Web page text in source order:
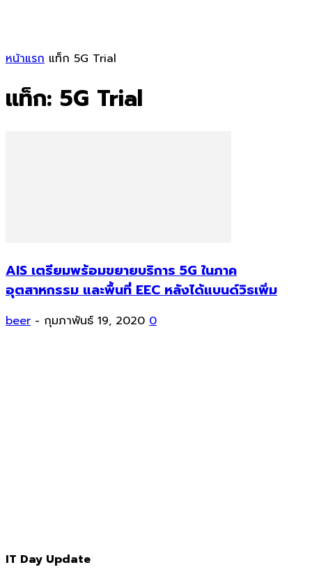
หน้าแรก แท็ก 5G Trial
แท็ก: 5G Trial
AIS เตรียมพร้อมขยายบริการ 5G ในภาค
อุตสาหกรรม และพื้นที่ EEC หลังได้แบนด์วิธเพิ่ม
beer - กุมภาพันธ์ 19, 2020 0
IT Day Update